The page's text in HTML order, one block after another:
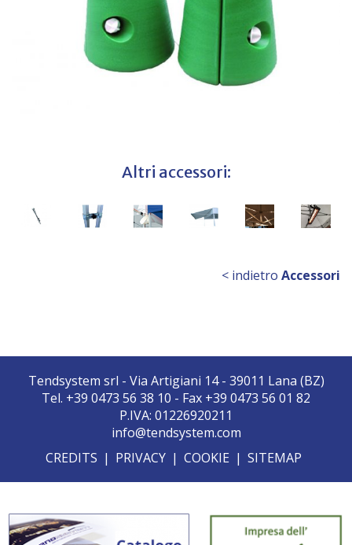
Altri accessori:
< indietro Accessori
Tendsystem srl - Via Artigiani 14 - 39011 Lana (BZ)
Tel. +39 0473 56 38 10 - Fax +39 0473 56 01 82
P.IVA: 01226920211
info@tendsystem.com
CREDITS | PRIVACY | COOKIE | SITEMAP